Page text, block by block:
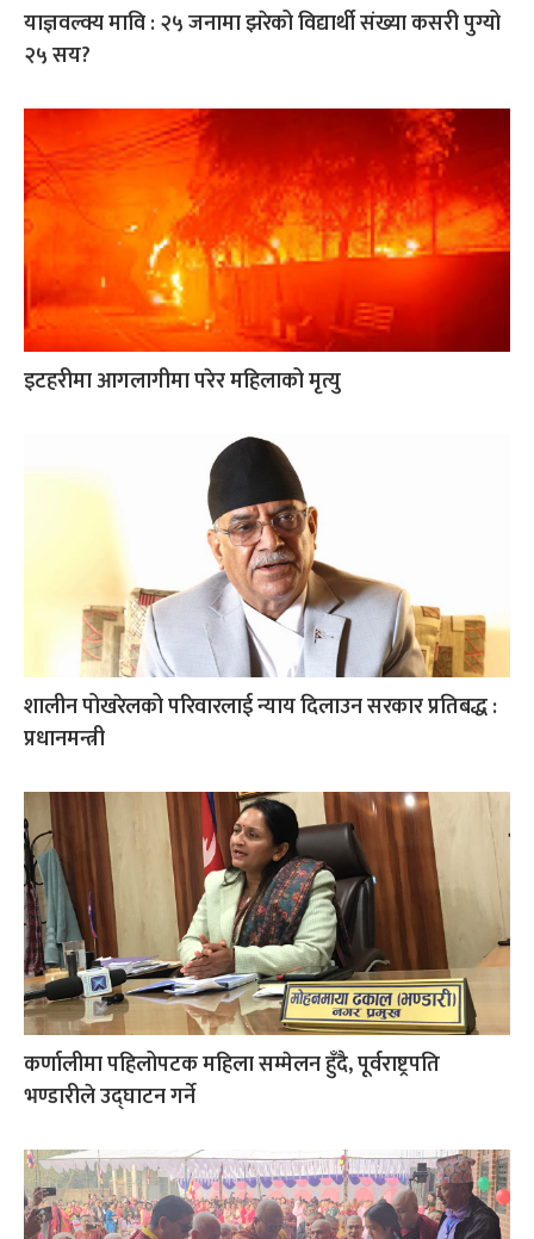
याज्ञवल्क्य मावि : २५ जनामा झरेको विद्यार्थी संख्या कसरी पुग्यो
२५ सय?
इटहरीमा आगलागीमा परेर महिलाको मृत्यु
शालीन पोखरेलको परिवारलाई न्याय दिलाउन सरकार प्रतिबद्ध :
प्रधानमन्त्री
कर्णालीमा पहिलोपटक महिला सम्मेलन हुँदै, पूर्वराष्ट्रपति
भण्डारीले उद्घाटन गर्ने